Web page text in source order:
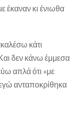
έκαναν κι ένιωθα
κάτι
δεν κάνω έμμεσα
απλά ότι «με
ανταποκρίθηκα